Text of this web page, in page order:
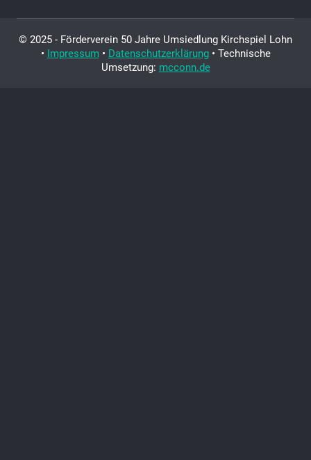
© 2025 - Förderverein 50 Jahre Umsiedlung Kirchspiel Lohn
• Impressum • Datenschutzerklärung• Technische
Umsetzung: mcconn.de